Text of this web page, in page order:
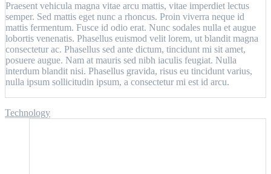
Praesent vehicula magna vitae arcu mattis, vitae imperdiet lectus
semper. Sed mattis eget nunc a rhoncus. Proin viverra neque id
mattis fermentum. Fusce id odio erat. Nunc sodales nulla et augue
lobortis venenatis. Phasellus euismod velit lorem, ut blandit magna
consectetur ac. Phasellus sed ante dictum, tincidunt mi sit amet,
posuere augue. Nam at mauris sed nibh iaculis feugiat. Nulla
interdum blandit nisi. Phasellus gravida, risus eu tincidunt varius,
nulla ipsum sollicitudin ipsum, a consectetur mi est id arcu.
Technology